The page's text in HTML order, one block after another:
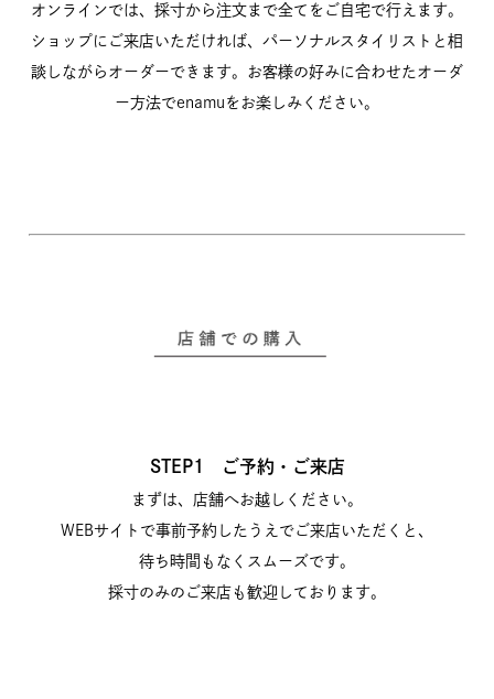
オンラインでは、採寸から注文まで全てをご自宅で行えます。
ショップにご来店いただければ、パーソナルスタイリストと相
談しながらオーダーできます。お客様の好みに合わせたオーダ
ー方法でenamuをお楽しみください。
STEP1 ご予約・ご来店
まずは、店舗へお越しください。
WEBサイトで事前予約したうえでご来店いただくと、
待ち時間もなくスムーズです。
採寸のみのご来店も歓迎しております。